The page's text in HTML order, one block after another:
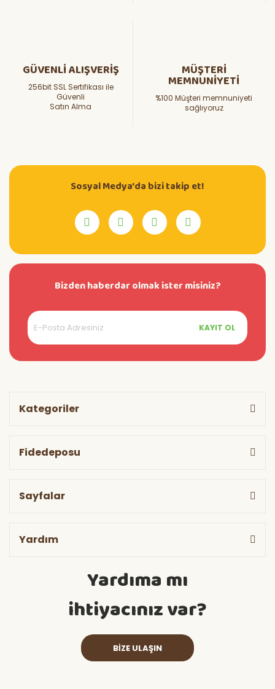
GÜVENLİ ALIŞVERİŞ
256bit SSL Sertifikası ile
Güvenli
Satın Alma
MÜŞTERİ
MEMNUNİYETİ
%100 Müşteri memnuniyeti
sağlıyoruz
Sosyal Medya'da bizi takip et!
Bizden haberdar olmak ister misiniz?
KAYIT OL
Kategoriler
Fidedeposu
Sayfalar
Yardım
Yardıma mı
ihtiyacınız var?
BİZE ULAŞIN